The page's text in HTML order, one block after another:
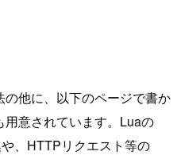
他に、以下のページで書か
意されています。Luaの
、HTTPリクエスト等の